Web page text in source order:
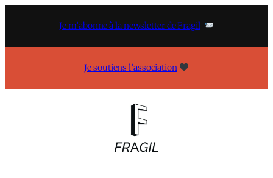
Je m’abonne à la newsletter de Fragil
Je soutiens l’association